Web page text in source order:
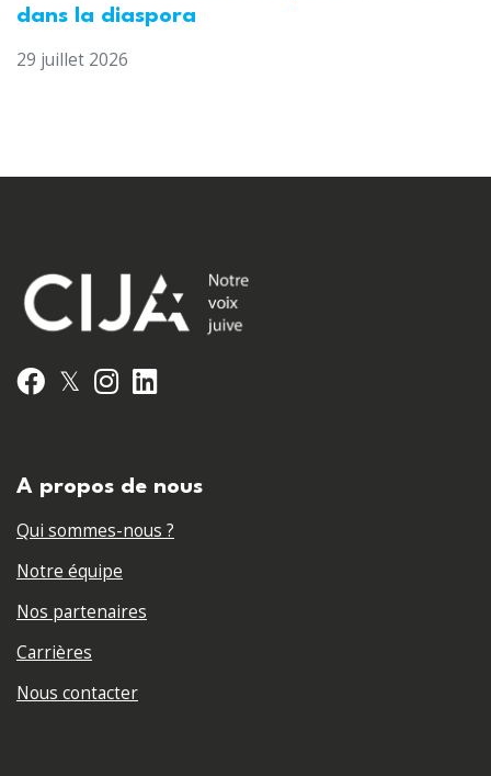
dans la diaspora
29 juillet 2026
Facebook
𝕏 Instagram
A propos de nous
Qui sommes-nous ?
Notre équipe
Nos partenaires
Carrières
Nous contacter